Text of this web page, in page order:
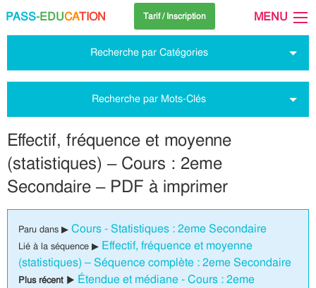
PASS-EDUCATION Tarif / Inscription MENU
Recherche par Catégories
Recherche par Mots-Clés
Effectif, fréquence et moyenne
(statistiques) – Cours : 2eme
Secondaire – PDF à imprimer
Paru dans ▶ Cours - Statistiques : 2eme Secondaire
Lié à la séquence ▶ Effectif, fréquence et moyenne
(statistiques) – Séquence complète : 2eme Secondaire
Plus récent ▶ Étendue et médiane - Cours : 2eme